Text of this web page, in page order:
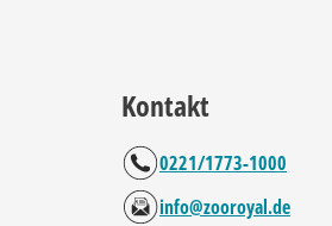
Kontakt
0221/1773-1000
info@zooroyal.de